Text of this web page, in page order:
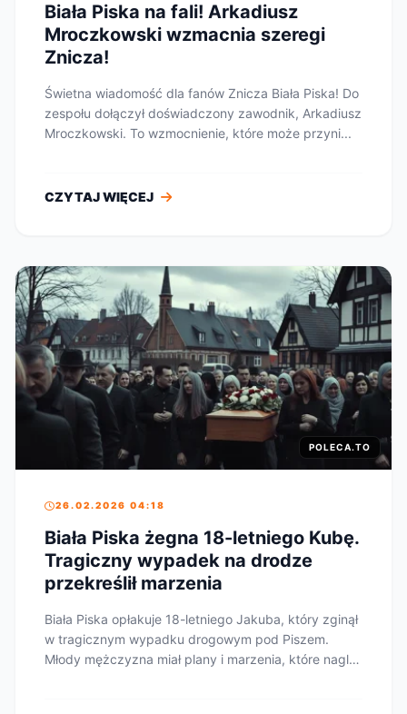
Biała Piska na fali! Arkadiusz
Mroczkowski wzmacnia szeregi
Znicza!
Świetna wiadomość dla fanów Znicza Biała Piska! Do
zespołu dołączył doświadczony zawodnik, Arkadiusz
Mroczkowski. To wzmocnienie, które może przyni...
CZYTAJ WIĘCEJ
POLECA.TO
26.02.2026 04:18
Biała Piska żegna 18-letniego Kubę.
Tragiczny wypadek na drodze
przekreślił marzenia
Biała Piska opłakuje 18-letniego Jakuba, który zginął
w tragicznym wypadku drogowym pod Piszem.
Młody mężczyzna miał plany i marzenia, które nagle